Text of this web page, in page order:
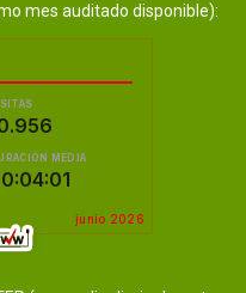
mes auditado disponible):